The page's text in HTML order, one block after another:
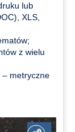
lub
XLS,
z wielu
– metryczne